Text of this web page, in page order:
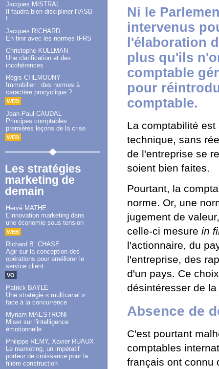
Jacques MISTRAL
Il faudra bien discipliner l'IASB
!
Jacques RICHARD
En finir avec les normes IFRS
Christophe KULLMAN
Une clarification et des
incohérences
Régis CHEMOUNY
Immobilier : des normes à
caractère procyclique ?
WEB
Jean-Paul CAUDAL
Principes comptables :
premières leçons de la crise
WEB
Les stratégies
marketing de
demain
Hervé MATHE
L'innovation marketing dans
une économie sous tension
WEB
Richard B. CHASE
Agir sur la conception des
opérations pour améliorer le
service client
VO
Patrick BAYLE
Une stratégie « multicanal »
face à la concurrence
Myriam MAESTRONI
Miser sur l'intelligence
émotionnelle
Philippe REMY, Xavier RUAUX
Le marketing, un impératif
porteur de croissance pour la
filière construction
Ni le
intervenus
l'élaboration
plus qu'ils
comptable
pour
comptable.
La comptabilité
technique, sans
de l'entreprise se
soient bien faites.
Pourtant, la
norme. Or, une
jugement de
celle-ci mesure in
l'actionnaire, du
l'entreprise, des
d'un pays. Ce
désintéresser de
Absence de
C'est pourtant
comptables
français ont connu